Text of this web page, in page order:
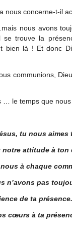
nous concerne-t-il
nous avons
trouve la
bien là ! Et donc
communions,
le temps que
tu nous aimes
attitude à ton
à chaque
n’avons pas
de ta présence.
cœurs à ta